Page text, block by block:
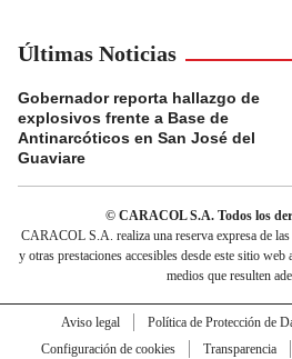
Últimas Noticias
Gobernador reporta hallazgo de
explosivos frente a Base de
Antinarcóticos en San José del
Guaviare
© CARACOL S.A. Todos los
CARACOL S.A. realiza una reserva expresa de
y otras prestaciones accesibles desde este sitio
medios que resulten
Aviso legal Política de Protección de
Configuración de cookies
Transparencia